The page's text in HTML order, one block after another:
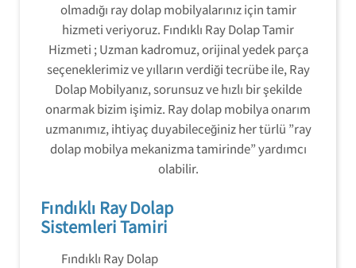
olmadığı ray dolap mobilyalarınız için tamir
hizmeti veriyoruz. Fındıklı Ray Dolap Tamir
Hizmeti ; Uzman kadromuz, orijinal yedek parça
seçeneklerimiz ve yılların verdiği tecrübe ile, Ray
Dolap Mobilyanız, sorunsuz ve hızlı bir şekilde
onarmak bizim işimiz. Ray dolap mobilya onarım
uzmanımız, ihtiyaç duyabileceğiniz her türlü ”ray
dolap mobilya mekanizma tamirinde” yardımcı
olabilir.
Fındıklı Ray Dolap
Sistemleri Tamiri
Fındıklı Ray Dolap